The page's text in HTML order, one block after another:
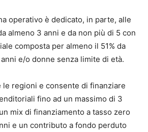
operativo è dedicato, in parte, alle
almeno 3 anni e da non più di 5 con
composta per almeno il 51% da
e/o donne senza limite di età.
le regioni e consente di finanziare
fino ad un massimo di 3
mix di finanziamento a tasso zero
e un contributo a fondo perduto